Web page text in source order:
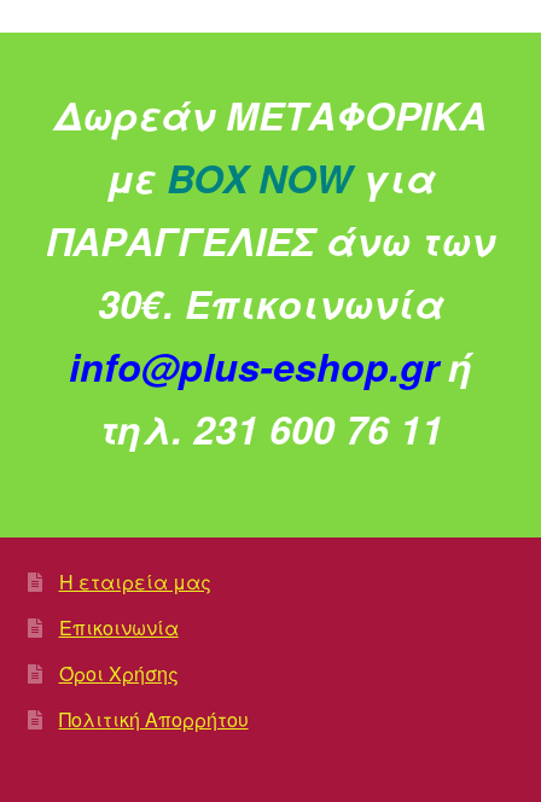
Δωρεάν ΜΕΤΑΦΟΡΙΚΑ
με BOX NOW για
ΠΑΡΑΓΓΕΛΙΕΣ άνω των
30€. Επικοινωνία
info@plus-eshop.grή
τηλ. 231 600 76 11
Η εταιρεία μας
Επικοινωνία
Όροι Χρήσης
Πολιτική Απορρήτου